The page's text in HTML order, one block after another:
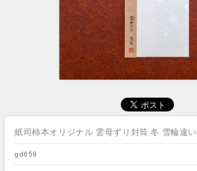
紙司柿本オリジナル 雲母ずり封筒 冬 雪輪違い
gd659